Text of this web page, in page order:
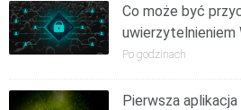
Co może być
uwierzytelnieniem
Po godzinach
Pierwsza